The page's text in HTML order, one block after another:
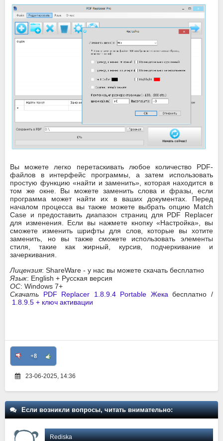
Вы можете легко перетаскивать любое количество PDF-
файлов в интерфейс программы, а затем использовать
простую функцию «найти и заменить», которая находится в
том же окне. Вы можете заменить слова и фразы, если
программа может найти их в ваших документах. Перед
началом процесса вы также можете выбрать опцию Match
Case и предоставить диапазон страниц для PDF Replacer
для изменения. Если вы нажмете кнопку «Настройка», вы
сможете изменить шрифты для слов, которые вы хотите
заменить, но вы также сможете использовать элементы
стиля, такие как жирный, курсив, подчеркивание и
зачеркивания.
Лицензия: ShareWare - у нас вы можете скачать бесплатно
Язык: English + Русская версия
ОС: Windows 7+
Скачать PDF Replacer 1.8.9.4 Portable Жека бесплатно /
1.8.9.5 + ключ активации
+8
23-06-2025, 14:36
Если возникли вопросы, читать внимательно:
Rediska